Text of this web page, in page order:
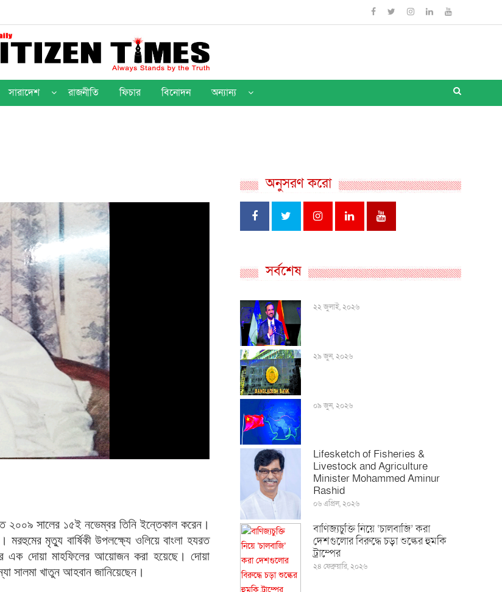
সারাদেশ রাজনীতি ফিচার বিনোদন অন্যান্য
২০০৯ সালের ১৫ই নভেম্বর তিনি ইন্তেকাল করেন।
মরহুমের মৃত্যু বার্ষিকী উপলক্ষ্যে ওলিয়ে বাংলা হযরত
এক দোয়া মাহফিলের আয়োজন করা হয়েছে। দোয়া
সালমা খাতুন আহবান জানিয়েছেন।
অনুসরণ করো
সর্বশেষ
২২ জুলাই, ২০২৬
২৯ জুন, ২০২৬
০৯ জুন, ২০২৬
Lifesketch of Fisheries &
Livestock and Agriculture
Minister Mohammed Aminur
Rashid
০৬ এপ্রিল, ২০২৬
বাণিজ্যচুক্তি নিয়ে ‘চালবাজি’ করা
দেশগুলোর বিরুদ্ধে চড়া শুল্কের হুমকি
ট্রাম্পের
২৪ ফেব্রুয়ারি, ২০২৬